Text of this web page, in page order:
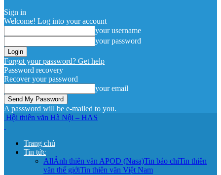
Sign in
Welcome! Log into your account
your username
your password
Forgot your password? Get help
Password recovery
Recover your password
your email
A password will be e-mailed to you.
Hội thiên văn Hà Nội – HAS
Trang chủ
Tin tức
AllẢnh thiên văn APOD (Nasa)Tin báo chíTin thiên
văn thế giớiTin thiên văn Việt Nam